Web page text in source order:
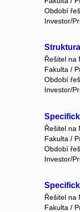
Období
Investor/
Řešitel na
Fakulta /
Období
Investor/
Řešitel na
Fakulta /
Období
Investor/
Řešitel na
Fakulta /